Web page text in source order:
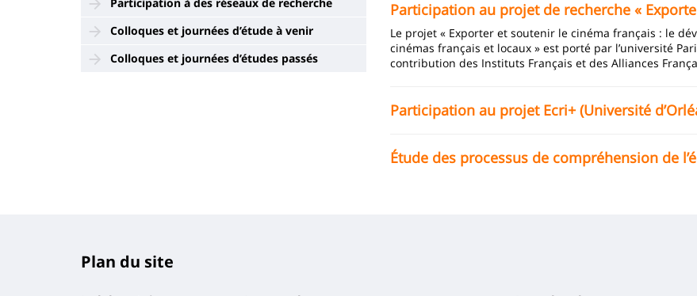
Colloques et journées d’étude à venir
Colloques et journées d’études passés
de
la
page
Participation au projet de recherche «
Le projet « Exporter et soutenir le cinéma français : le
cinémas français et locaux » est porté par l’université
contribution des Instituts Français et des Alliances
Participation au projet Ecri+ (Université
Étude des processus de compréhension de
Plan du site